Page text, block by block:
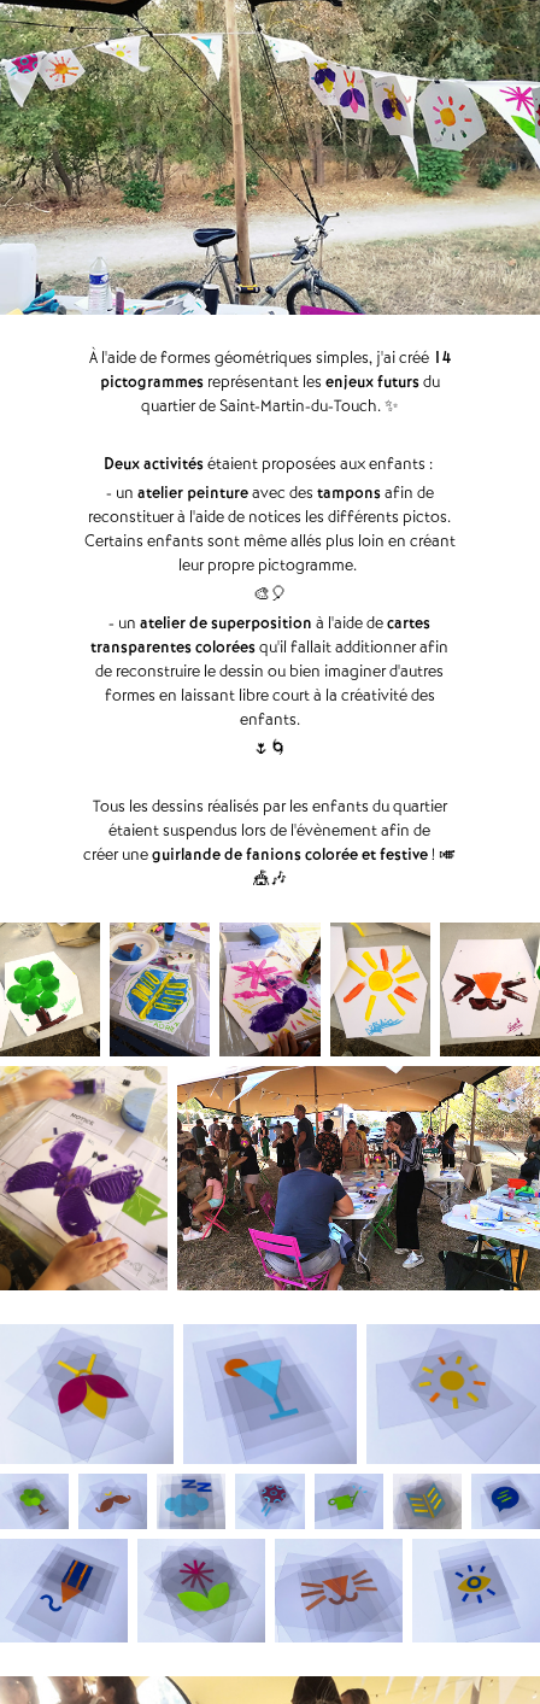
À l'aide de formes géométriques simples, j'ai créé 14
pictogrammesreprésentant les enjeux futursdu
quartier de Saint-Martin-du-Touch. ✨
Deux activitésétaient proposées aux enfants :
- un atelier peintureavec des tamponsafin de
reconstituer à l'aide de notices les différents pictos.
Certains enfants sont même allés plus loin en créant
leur propre pictogramme.
🎨🎈
- unatelier de superposition à l'aide decartes
transparentes coloréesqu'il fallait additionner afin
de reconstruire le dessin ou bien imaginer d'autres
formes en laissant libre court à la créativité des
enfants.
🌷🌀
Tous les dessins réalisés par les enfants du quartier
étaient suspendus lors de l'évènement afin de
créer uneguirlande de fanions colorée et festive! 🎺
🎪🎶